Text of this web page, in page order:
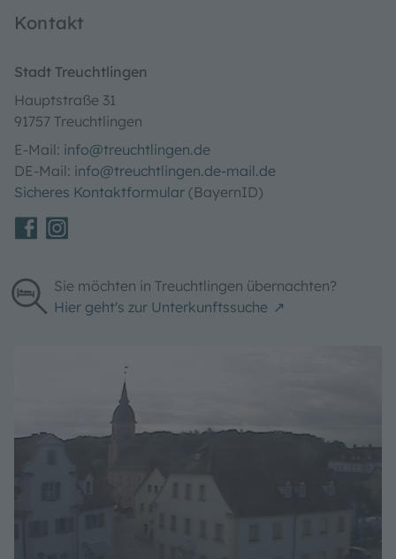
Stadt Treuchtlingen
Hauptstraße 31
91757 Treuchtlingen
DE-Mail: info@treuchtlingen.de-mail.de
Sicheres Kontaktformular(BayernID)
Sie möchten in Treuchtlingen übernachten?
Hier geht's zur Unterkunftssuche